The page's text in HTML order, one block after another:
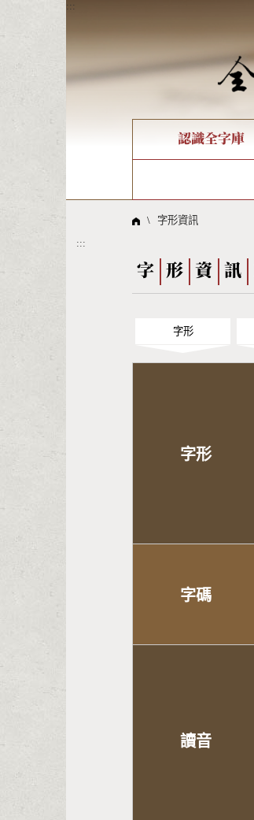
:::
認識全字庫
線上教學
倉頡查詢
Big5查詢
問題集
\ 字形資訊
:::
字 形 資 訊
字形
字形
字碼
讀音